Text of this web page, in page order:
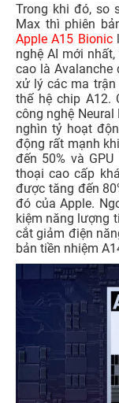
Trong khi đó, so
Max thì phiên
Apple A15 Bionic
nghệ AI mới
cao là Avalanche
xử lý các ma
thế hệ chip A12.
công nghệ
nghìn tỷ hoạt
động rất mạnh
đến 50% và
thoại cao cấp
được tăng đến
đó của Apple.
kiệm năng lượng
cắt giảm điện
bản tiền nhiệm